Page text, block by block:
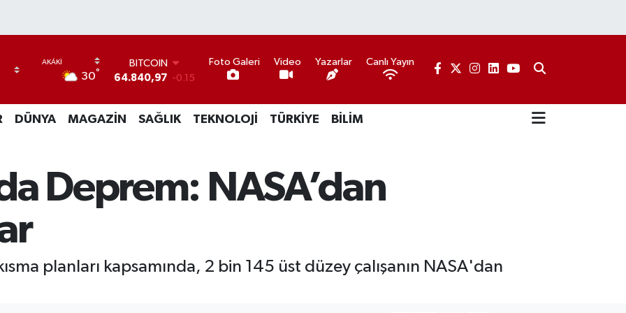
30°
64.840,97
-0.15
DOLAR
EURO
6660.55 0
BİST100
Foto Galeri Video Yazarlar Canlı Yayın
DÜNYA MAGAZİN SAĞLIK TEKNOLOJİ TÜRKİYE BİLİM
Deprem: NASA’dan
planları kapsamında, 2 bin 145 üst düzey çalışanın NASA'dan